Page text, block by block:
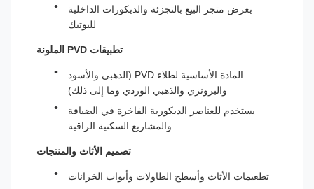
يعرض متجر البيع بالتجزئة والديكورات الداخلية
للبوتيك
تطبيقات PVD الملونة
المادة الأساسية لطلاء PVD (الذهبي والأسود
والبرونزي والذهبي الوردي وما إلى ذلك)
يستخدم للعناصر الديكورية الفاخرة في الضيافة
والمشاريع السكنية الراقية
تصميم الأثاث والمنتجات
تطعيمات الأثاث وأسطح الطاولات وأبواب الخزانات